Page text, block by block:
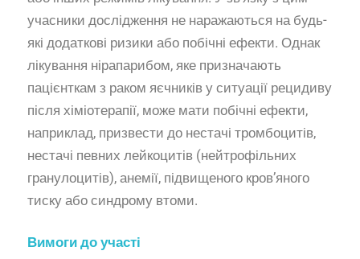
учасники дослідження не наражаються на будь-
які додаткові ризики або побічні ефекти. Однак
лікування нірапарибом, яке призначають
пацієнткам з раком яєчників у ситуації рецидиву
після хіміотерапії, може мати побічні ефекти,
наприклад, призвести до нестачі тромбоцитів,
нестачі певних лейкоцитів (нейтрофільних
гранулоцитів), анемії, підвищеного кров’яного
тиску або синдрому втоми.
Вимоги до участі